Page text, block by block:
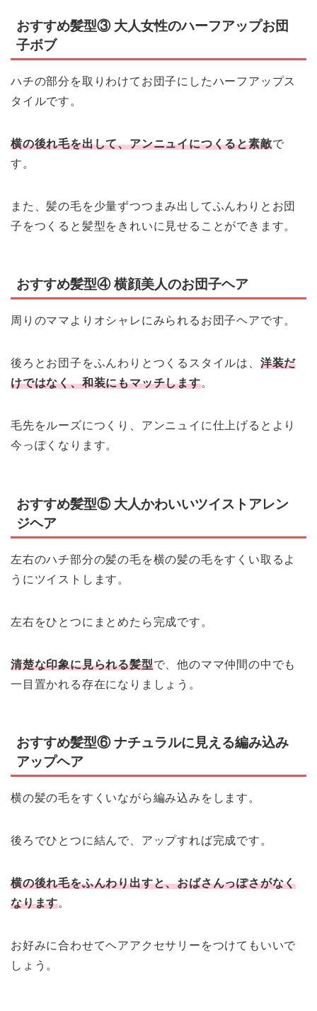
おすすめ髪型③ 大人女性のハーフアップお団
子ボブ
ハチの部分を取りわけてお団子にしたハーフアップス
タイルです。
横の後れ毛を出して、アンニュイにつくると素敵で
す。
また、髪の毛を少量ずつつまみ出してふんわりとお団
子をつくると髪型をきれいに見せることができます。
おすすめ髪型④ 横顔美人のお団子ヘア
周りのママよりオシャレにみられるお団子ヘアです。
後ろとお団子をふんわりとつくるスタイルは、 洋装だ
けではなく、和装にもマッチします。
毛先をルーズにつくり、アンニュイに仕上げるとより
今っぽくなります。
おすすめ髪型⑤ 大人かわいいツイストアレン
ジヘア
左右のハチ部分の髪の毛を横の髪の毛をすくい取るよ
うにツイストします。
左右をひとつにまとめたら完成です。
清楚な印象に見られる髪型で、他のママ仲間の中でも
一目置かれる存在になりましょう。
おすすめ髪型⑥ ナチュラルに見える編み込み
アップヘア
横の髪の毛をすくいながら編み込みをします。
後ろでひとつに結んで、アップすれば完成です。
横の後れ毛をふんわり出すと、おばさんっぽさがなく
なります。
お好みに合わせてヘアアクセサリーをつけてもいいで
しょう。